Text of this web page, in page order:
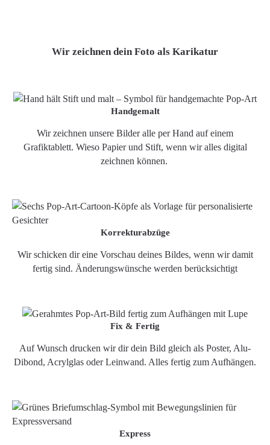
Wir zeichnen dein Foto als Karikatur
Handgemalt
Wir zeichnen unsere Bilder alle per Hand auf einem
Grafiktablett. Wieso Papier und Stift, wenn wir alles digital
zeichnen können.
Korrekturabzüge
Wir schicken dir eine Vorschau deines Bildes, wenn wir damit
fertig sind. Änderungswünsche werden berücksichtigt
Fix & Fertig
Auf Wunsch drucken wir dir dein Bild gleich als Poster, Alu-
Dibond, Acrylglas oder Leinwand. Alles fertig zum Aufhängen.
Express